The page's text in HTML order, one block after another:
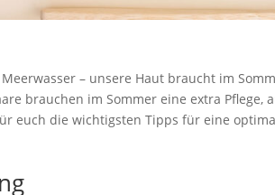
– unsere Haut braucht im
brauchen im Sommer eine extra Pflege,
euch die wichtigsten Tipps für eine